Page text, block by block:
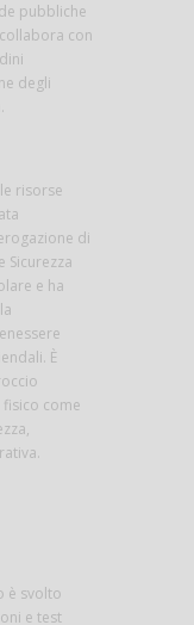
pubbliche
con
degli
risorse
di
Sicurezza
e ha
È
come
è svolto
e test